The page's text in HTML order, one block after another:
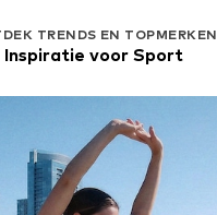
TRENDS EN TOPMERKEN
Inspiratie voor Sport